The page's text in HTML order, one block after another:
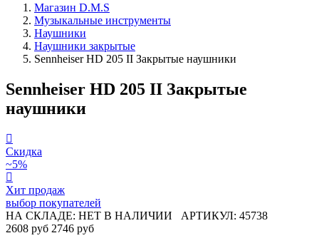
Магазин D.M.S
Музыкальные инструменты
Наушники
Наушники закрытые
Sennheiser HD 205 II Закрытые наушники
Sennheiser HD 205 II Закрытые
наушники
Скидка
~5%
Хит продаж
выбор покупателей
НА СКЛАДЕ: НЕТ В НАЛИЧИИ АРТИКУЛ: 45738
2608 руб 2746 руб